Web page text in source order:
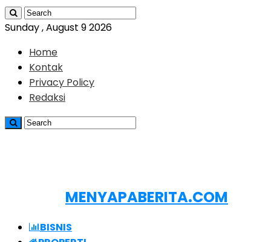
Sunday , August 9 2026
Home
Kontak
Privacy Policy
Redaksi
MENYAPABERITA.COM
BISNIS